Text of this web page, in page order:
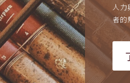
人力
者的